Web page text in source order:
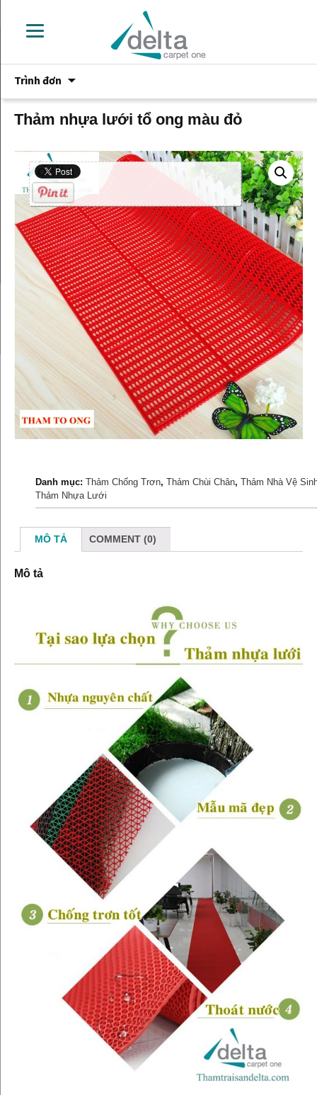
Trình đơn
phần
dung
Thảm nhựa lưới tổ ong màu đỏ
Danh mục: Thảm Chống Trơn, Thảm Chùi Chân, Thảm Nhà Vệ
Thảm Nhựa Lưới
MÔ TẢ COMMENT (0)
Mô tả